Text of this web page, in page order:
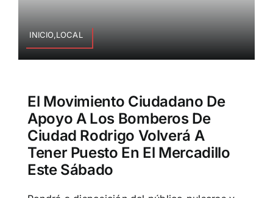
INICIO,LOCAL
El Movimiento Ciudadano De
Apoyo A Los Bomberos De
Ciudad Rodrigo Volverá A
Tener Puesto En El Mercadillo
Este Sábado